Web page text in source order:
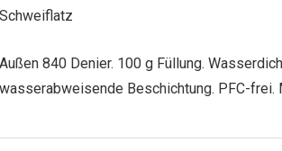
Schweiflatz
Außen 840 Denier. 100 g Füllung.
wasserabweisende Beschichtung. PFC-frei.